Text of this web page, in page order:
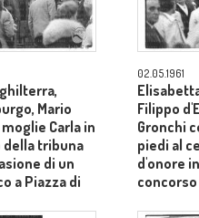
Mario
Carla in
della tribuna
di un
a Piazza di
02.05.1961
Filippo
Gronchi
piedi al
d'onore